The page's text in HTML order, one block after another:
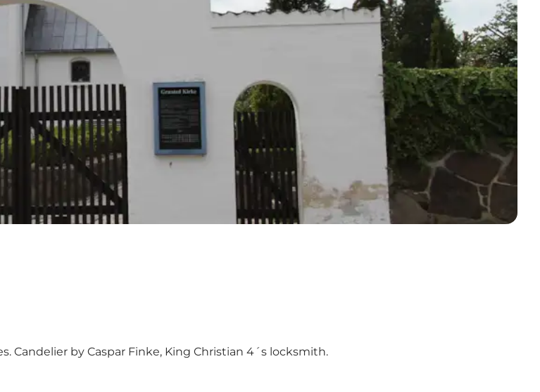
Candelier by Caspar Finke, King Christian 4´s locksmith.